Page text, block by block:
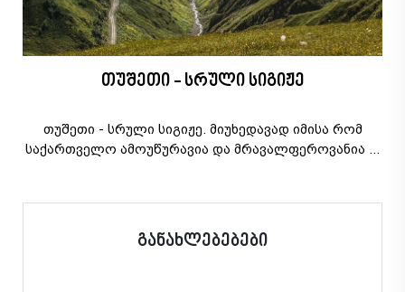
თუშეთი - სრული სიგიჟე
თუშეთი - სრული სიგიჟე. მიუხედავად იმისა რომ
საქართველო ამოუწურავია და მრავალფეროვანია ...
განახლებებები